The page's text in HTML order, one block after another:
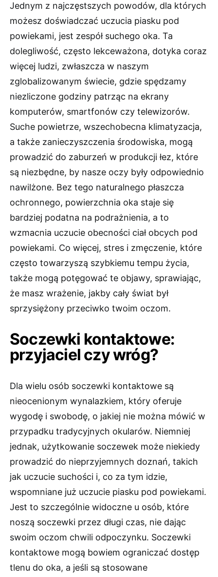
Jednym z najczęstszych powodów, dla których
możesz doświadczać uczucia piasku pod
powiekami, jest zespół suchego oka. Ta
dolegliwość, często lekceważona, dotyka coraz
więcej ludzi, zwłaszcza w naszym
zglobalizowanym świecie, gdzie spędzamy
niezliczone godziny patrząc na ekrany
komputerów, smartfonów czy telewizorów.
Suche powietrze, wszechobecna klimatyzacja,
a także zanieczyszczenia środowiska, mogą
prowadzić do zaburzeń w produkcji łez, które
są niezbędne, by nasze oczy były odpowiednio
nawilżone. Bez tego naturalnego płaszcza
ochronnego, powierzchnia oka staje się
bardziej podatna na podrażnienia, a to
wzmacnia uczucie obecności ciał obcych pod
powiekami. Co więcej, stres i zmęczenie, które
często towarzyszą szybkiemu tempu życia,
także mogą potęgować te objawy, sprawiając,
że masz wrażenie, jakby cały świat był
sprzysiężony przeciwko twoim oczom.
Soczewki kontaktowe:
przyjaciel czy wróg?
Dla wielu osób soczewki kontaktowe są
nieocenionym wynalazkiem, który oferuje
wygodę i swobodę, o jakiej nie można mówić w
przypadku tradycyjnych okularów. Niemniej
jednak, użytkowanie soczewek może niekiedy
prowadzić do nieprzyjemnych doznań, takich
jak uczucie suchości i, co za tym idzie,
wspomniane już uczucie piasku pod powiekami.
Jest to szczególnie widoczne u osób, które
noszą soczewki przez długi czas, nie dając
swoim oczom chwili odpoczynku. Soczewki
kontaktowe mogą bowiem ograniczać dostęp
tlenu do oka, a jeśli są stosowane